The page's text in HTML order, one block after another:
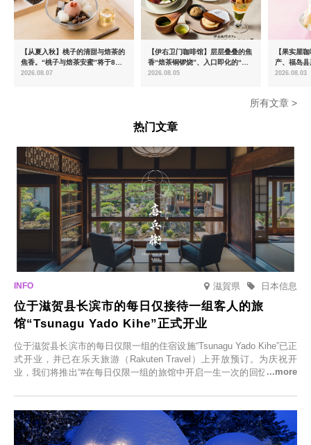
【从夏入秋】桃子的清甜与焙茶的
焦香。“桃子与焙茶安蜜”将于8月
中旬起限时发售
2026.08.07
【伊右卫门咖啡馆】层层叠叠的焦
香“焙茶铜锣烧”、入口即化的“宇
治抹茶提拉米苏”全新登场
2026.08.05
【果实屋
产、福岛
2026.08.03
所有文章 >
热门文章
滋賀県 日本信息
位于滋贺县长滨市的每日仅接待一组客人的旅
馆“Tsunagu Yado Kihe”正式开业
位于滋贺县长滨市的每日仅限一组的住宿设施“Tsunagu Yado Kihe”已正
式开业，并已在乐天旅游（Rakuten Travel）上开放预订。为庆祝开
业，我们将推出“#在每日仅限一组的旅馆中开启一生一次的回忆之旅”活
在此与重要之人共度一段难忘的特别时光。